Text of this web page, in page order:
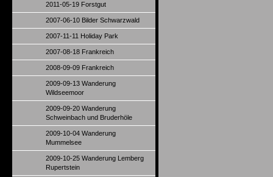
2011-05-19 Forstgut
2007-06-10 Bilder Schwarzwald
2007-11-11 Holiday Park
2007-08-18 Frankreich
2008-09-09 Frankreich
2009-09-13 Wanderung
Wildseemoor
2009-09-20 Wanderung
Schweinbach und Bruderhöle
2009-10-04 Wanderung
Mummelsee
2009-10-25 Wanderung Lemberg
Rupertstein